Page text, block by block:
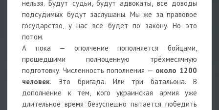
нельзя. Будут судьи, будут адвокаты, все доводы
подсудимых будут заслушаны. Мы же за правовое
государство, у нас все будет по закону. Но это
потом.
А пока — ополчение пополняется бойцами,
прошедшими полноценную трёхмесячную
подготовку. Численность пополнения — около 1200
человек. Это бригада. Или три батальона. В
дополнение к тем, кого украинская армия уже
длительное время безуспешно пытается победить